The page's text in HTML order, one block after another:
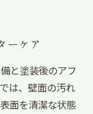
ーケア
と塗装後のアフ
は、壁面の汚れ
面を清潔な状態